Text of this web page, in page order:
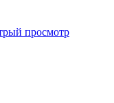
просмотр